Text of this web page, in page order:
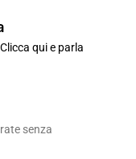
qui e parla
senza